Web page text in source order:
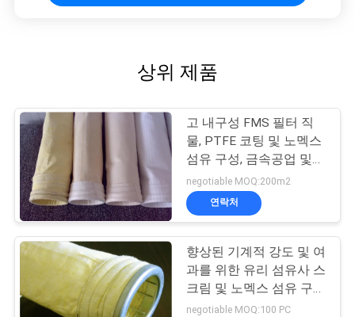
상위 제품
고 내구성 FMS 필터 직
물, PTFE 코팅 및 노멕스
섬유 구성, 금속공업 및
화학 산업에 적합
negotiable MOQ:200m2
연락처
향상된 기계적 강도 및 여
과를 위한 유리 섬유사 스
크림 및 노멕스 섬유 구성
의 FMS 필터 천
negotiable MOQ:100 PC